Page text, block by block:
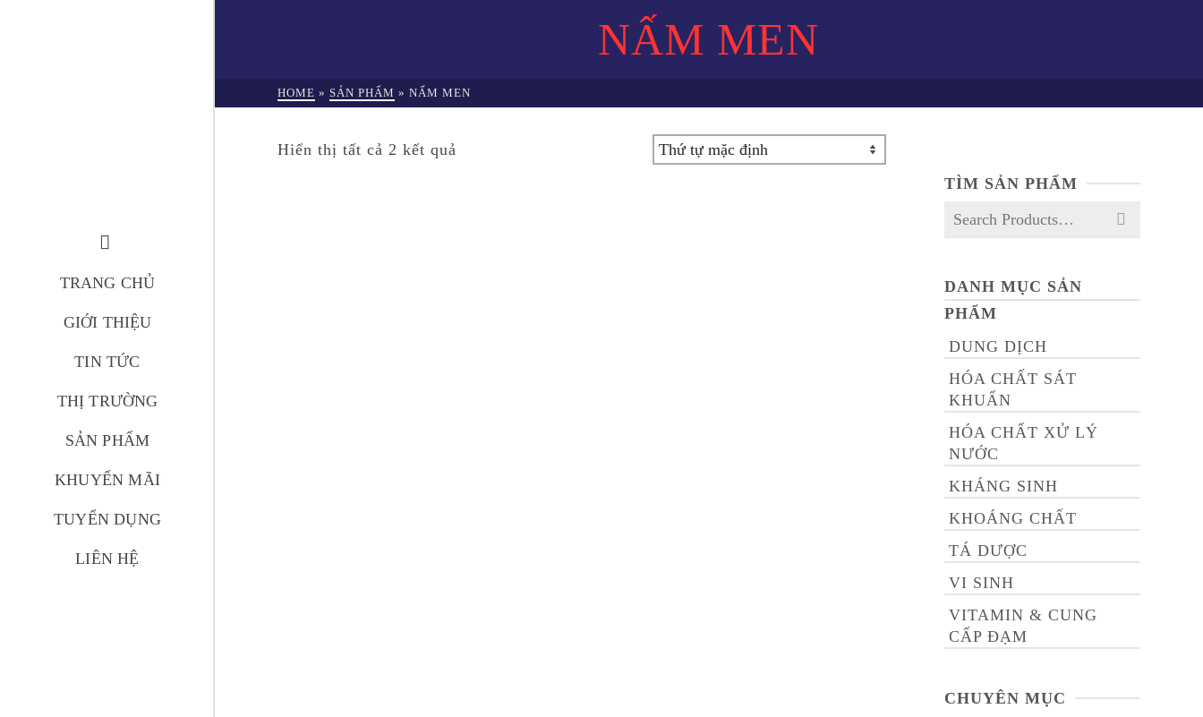
TRANG CHỦ
GIỚI THIỆU
TIN TỨC
THỊ TRƯỜNG
SẢN PHẨM
KHUYẾN MÃI
TUYỂN DỤNG
LIÊN HỆ
NẤM MEN
HOME » SẢN PHẨM » NẤM MEN
Hiển thị tất cả 2 kết quả
TÌM SẢN PHẨM
Search
DANH MỤC SẢN
PHẨM
DUNG DỊCH
HÓA CHẤT SÁT
KHUẨN
HÓA CHẤT XỬ LÝ
NƯỚC
KHÁNG SINH
KHOÁNG CHẤT
TÁ DƯỢC
VI SINH
VITAMIN & CUNG
CẤP ĐẠM
CHUYÊN MỤC